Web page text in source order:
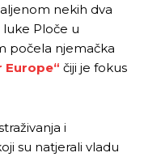
živi!
što ste
živi!
što ste
nekih dva
luke Ploče u
počela njemačka
Europe“ čiji je fokus
i
su natjerali vladu